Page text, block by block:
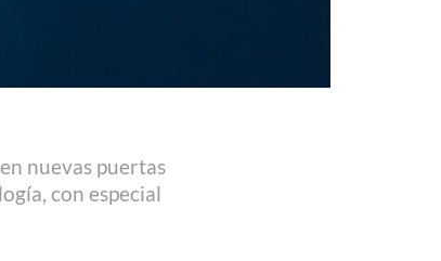
nuevas puertas
con especial